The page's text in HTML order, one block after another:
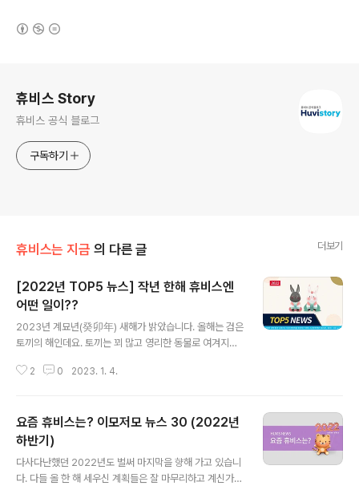
휴비스 Story
휴비스 공식 블로그
구독하기
휴비스는 지금 의 다른 글 더보기
[2022년 TOP5 뉴스] 작년 한해 휴비스엔
어떤 일이??
2023년 계묘년(癸卯年) 새해가 밝았습니다. 올해는 검은
토끼의 해인데요. 토끼는 꾀 많고 영리한 동물로 여겨지죠?
볍게 뛰어넘으며 쑥쑥 성장해나가는 한해 되시길 바랄께
능한 성장을 위한 다양한 활동을 진행하였습니다. 휴비스
에게 2022년은 어떤 한 해 였을까요? 작년 한해를 되돌아
보며 휴비스 5대 뉴스를 선정해 보았습니다. 하나. ESG경
영에 박차를 가하다 기업경영의 필수 요소가 된 ESG, 휴비
스도 그 흐름에 힘써 동참하고 있습니다. 회사는 2030년
2 0 2023. 1. 4.
요즘 휴비스는? 이모저모 뉴스 30 (2022년
하반기)
다사다난했던 2022년도 벌써 마지막을 향해 가고 있습니
다. 다들 올 한 해 세우신 계획들은 잘 마무리하고 계신가